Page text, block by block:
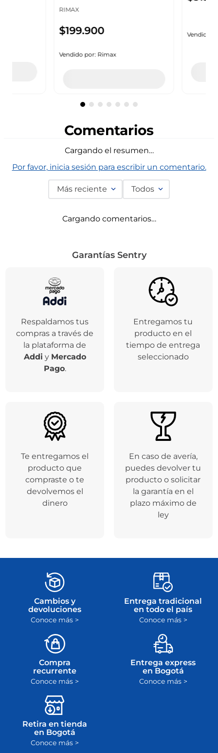
RIMAX
$199.900
Vendido por:
$319.
Comentarios
Cargando el resumen…
Por favor, inicia sesión para escribir un comentario.
Más reciente Todos
Cargando comentarios…
Garantías Sentry
Respaldamos tus
compras a través de
la plataforma de
Addi y Mercado
Pago.
Entregamos tu
producto en el
tiempo de entrega
seleccionado
Te entregamos el
producto que
compraste o te
devolvemos el
dinero
En caso de avería,
puedes devolver tu
producto o solicitar
la garantía en el
plazo máximo de
ley
Cambios y
devoluciones
Conoce más >
Entrega tradicional
en todo el país
Conoce más >
Compra
recurrente
Conoce más >
Entrega express
en Bogotá
Conoce más >
Retira en tienda
en Bogotá
Conoce más >